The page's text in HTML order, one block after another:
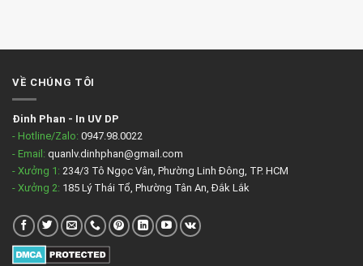
VỀ CHÚNG TÔI
Đinh Phan - In UV DP
- Hotline/Zalo: 0947.98.0022
- Email: quanlv.dinhphan@gmail.com
- Xưởng 1: 234/3 Tô Ngọc Vân, Phường Linh Đông, TP. HCM
- Xưởng 2: 185 Lý Thái Tổ, Phường Tân An, Đắk Lắk